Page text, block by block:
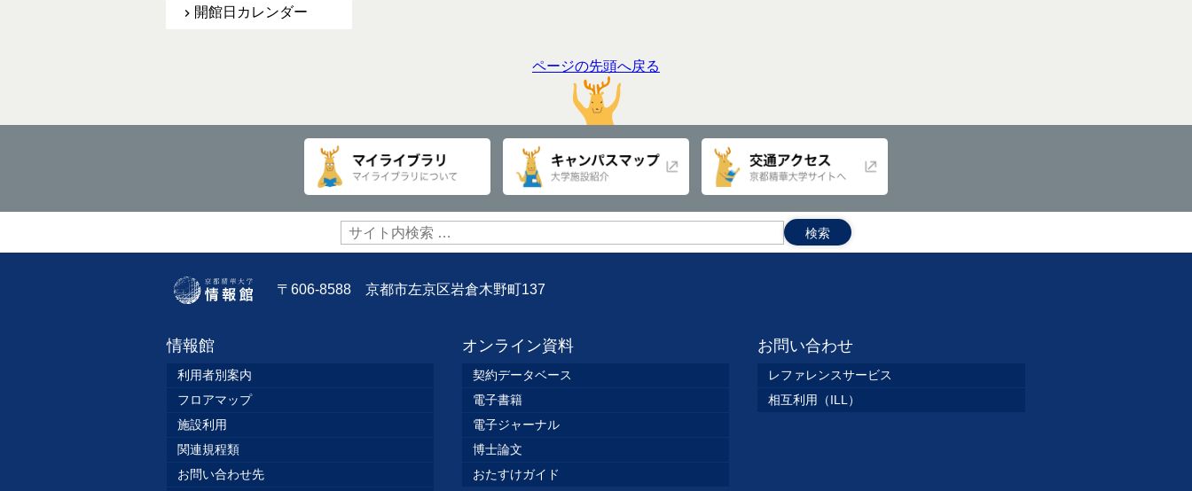
開館日カレンダー
ページの先頭へ戻る
サ
イ
ト
検
〒606-8588 京都市左京区岩倉木野町137
情報館
利用者別案内
フロアマップ
施設利用
関連規程類
お問い合わせ先
オンライン資料
契約データベース
電子書籍
電子ジャーナル
博士論文
おたすけガイド
お問い合わせ
レファレンスサービス
相互利用（ILL）